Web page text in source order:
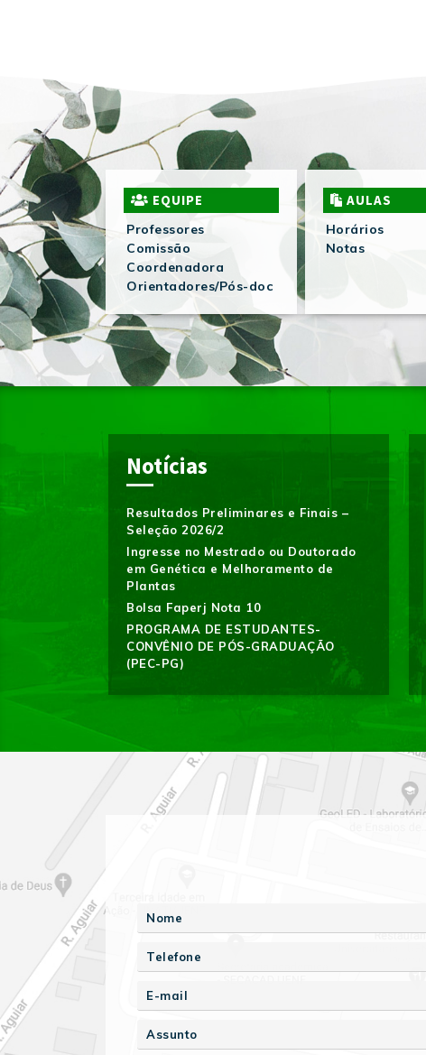
EQUIPE
Professores
Comissão
Coordenadora
Orientadores/Pós-doc
AULAS
Horários
Notas
Notícias
Resultados Preliminares e Finais –
Seleção 2026/2
Ingresse no Mestrado ou Doutorado
em Genética e Melhoramento de
Plantas
Bolsa Faperj Nota 10
PROGRAMA DE ESTUDANTES-
CONVÊNIO DE PÓS-GRADUAÇÃO
(PEC-PG)